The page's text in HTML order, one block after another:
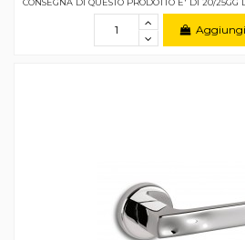
CONSEGNA DI QUESTO PRODOTTO E' DI 20/25GG